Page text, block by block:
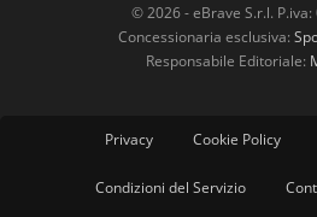
© 2026 - eBrave S.r.l.
Concessionaria esclusiva:
Responsabile Editoriale:
Privacy Cookie Policy
Condizioni del Servizio